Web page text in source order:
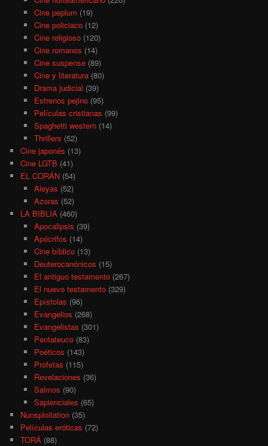
Cine peplum (19)
Cine policiaco(12)
Cine religioso(120)
Cine romanos (14)
Cine suspense(89)
Cine y literatura(80)
Drama judicial (39)
Estrenos pejino(95)
Películas cristianas (99)
Spaghetti western(14)
Thrillers (52)
Cine japonés (13)
Cine LGTB (41)
EL CORÁN (54)
Aleyas (52)
Azoras (52)
LA BIBLIA (460)
Apocalipsis (39)
Apócrifos (14)
Cine bíblico(13)
Deuterocanónicos (15)
El antiguo testamento(267)
El nuevo testamento(329)
Epístolas (96)
Evangelios (268)
Evangelistas (301)
Pentateuco(83)
Poéticos (143)
Profetas (115)
Revelaciones (36)
Salmos (90)
Sapienciales (65)
Nunsploitation (35)
Películas eróticas (72)
TORÁ (88)